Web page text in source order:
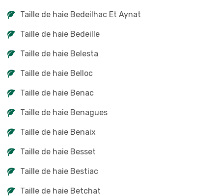
Taille de haie Bedeilhac Et Aynat
Taille de haie Bedeille
Taille de haie Belesta
Taille de haie Belloc
Taille de haie Benac
Taille de haie Benagues
Taille de haie Benaix
Taille de haie Besset
Taille de haie Bestiac
Taille de haie Betchat